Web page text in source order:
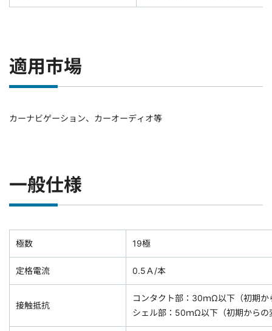
適用市場
カーナビゲーション、カーオーディオ等
一般仕様
極数 19極
定格電流 0.5Ａ/本
接触抵抗
コンタクト部：30ｍΩ以下（初期か
シェル部：50ｍΩ以下（初期からの